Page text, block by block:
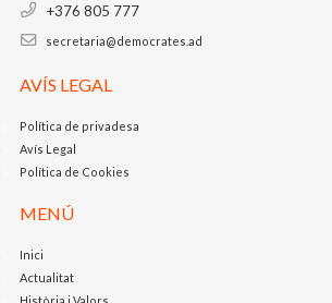
+376 805 777
secretaria@democrates.ad
AVÍS LEGAL
Política de privadesa
Avís Legal
Política de Cookies
MENÚ
Inici
Actualitat